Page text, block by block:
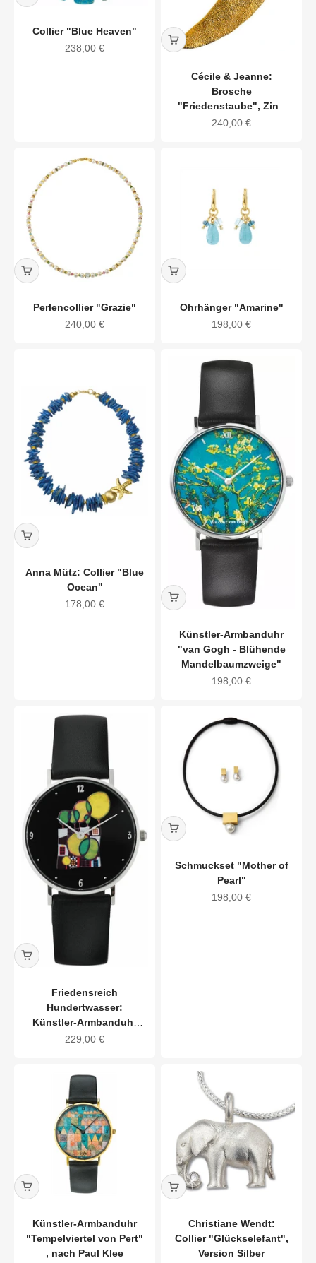
Collier "Blue Heaven"
Angebot
238,00 €
Cécile & Jeanne:
Brosche
"Friedenstaube", Zinn
vergoldet
Angebot
240,00 €
Perlencollier "Grazie"
Angebot
240,00 €
Ohrhänger "Amarine"
Angebot
198,00 €
Anna Mütz: Collier "Blue
Ocean"
Angebot
178,00 €
Künstler-Armbanduhr
"van Gogh - Blühende
Mandelbaumzweige"
Angebot
198,00 €
Friedensreich
Hundertwasser:
Künstler-Armbanduhr
"Baummieter"
Angebot
229,00 €
Schmuckset "Mother of
Pearl"
Angebot
198,00 €
Künstler-Armbanduhr
"Tempelviertel von Pert"
, nach Paul Klee
Christiane Wendt:
Collier "Glückselefant",
Version Silber